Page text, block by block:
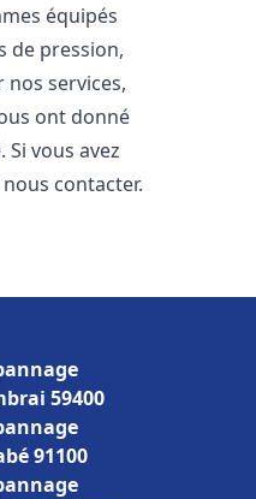
équipés
de pression,
services,
ont donné
vous avez
contacter.
59400
91100